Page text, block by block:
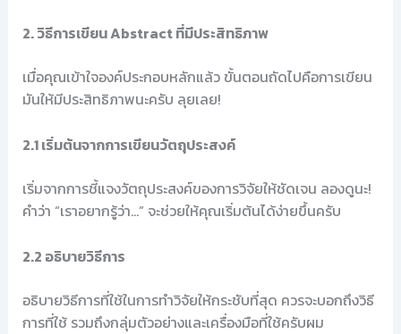
2. วิธีการเขียน Abstract ที่มีประสิทธิภาพ
เมื่อคุณเข้าใจองค์ประกอบหลักแล้ว ขั้นตอนถัดไปคือการเขียน
มันให้มีประสิทธิภาพนะครับ ลุยเลย!
2.1 เริ่มต้นจากการเขียนวัตถุประสงค์
เริ่มจากการชี้แจงวัตถุประสงค์ของการวิจัยให้ชัดเจน ลองดูนะ!
คำว่า “เราอยากรู้ว่า…” จะช่วยให้คุณเริ่มต้นได้ง่ายขึ้นครับ
2.2 อธิบายวิธีการ
อธิบายวิธีการที่ใช้ในการทำวิจัยให้กระชับที่สุด ควรจะบอกถึงวิธี
การที่ใช้ รวมถึงกลุ่มตัวอย่างและเครื่องมือที่ใช้ครับผม